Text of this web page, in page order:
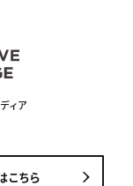
ィア
こちら